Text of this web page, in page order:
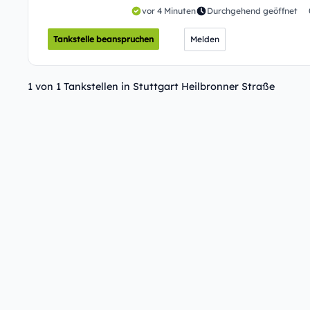
vor 4 Minuten Durchgehend geöffnet
Tankstelle beanspruchen Melden
1 von 1 Tankstellen in Stuttgart Heilbronner Straße